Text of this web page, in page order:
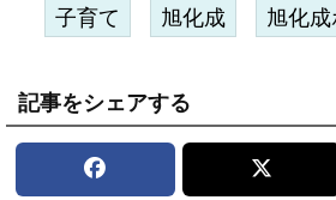
子育て 旭化成 旭化
記事をシェアする